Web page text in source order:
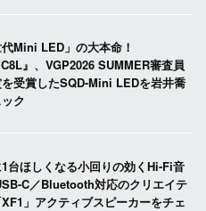
代Mini LED」の大本命！
』、VGP2026 SUMMER審査員
受賞したSQD-Mini LEDを岩井喬
ク
台ほしくなる小回りの効くHi-Fi音
C／Bluetooth対応のクリエイテ
」アクティブスピーカーをチェ